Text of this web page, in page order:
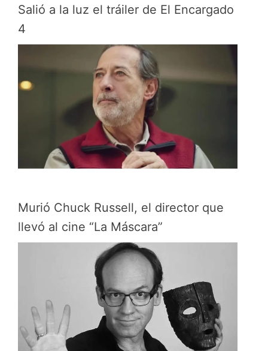
Salió a la luz el tráiler de El Encargado
4
Murió Chuck Russell, el director que
llevó al cine “La Máscara”